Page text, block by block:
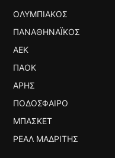
ΟΛΥΜΠΙΑΚΌΣ
ΠΑΝΑΘΗΝΑΪΚΌΣ
ΑΕΚ
ΠΑΟΚ
ΆΡΗΣ
ΠΟΔΌΣΦΑΙΡΟ
ΜΠΆΣΚΕΤ
ΡΕΆΛ ΜΑΔΡΊΤΗΣ